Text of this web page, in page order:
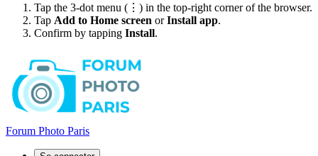
Tap the 3-dot menu (⋮) in the top-right corner of the browser.
Tap Add to Home screen orInstall app.
Confirm by tapping Install.
Forum Photo Paris